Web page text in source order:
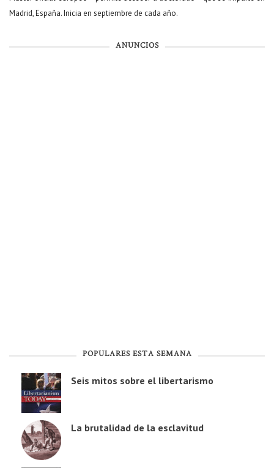
Madrid, España. Inicia en septiembre de cada año.
ANUNCIOS
POPULARES ESTA SEMANA
Seis mitos sobre el libertarismo
La brutalidad de la esclavitud